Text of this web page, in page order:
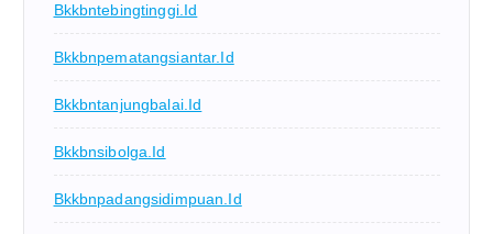
Bkkbntebingtinggi.id
Bkkbnpematangsiantar.id
Bkkbntanjungbalai.id
Bkkbnsibolga.id
Bkkbnpadangsidimpuan.id